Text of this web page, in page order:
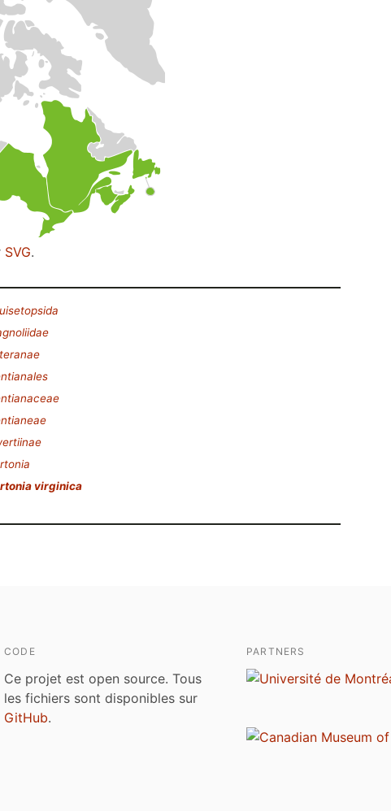
SVG.
virginica
CODE
Ce projet est open source. Tous
les fichiers sont disponibles sur
GitHub.
PARTNERS